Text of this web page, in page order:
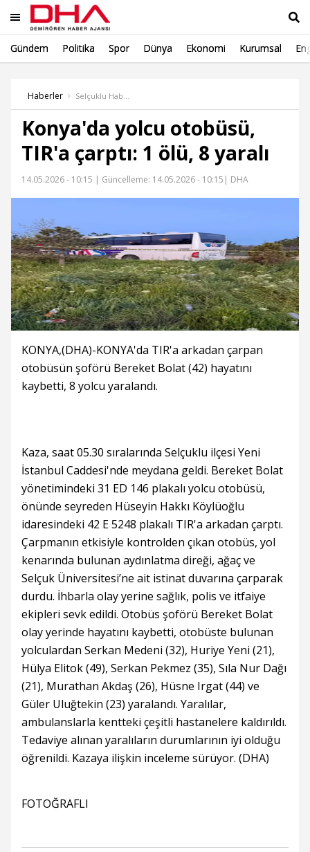
Gündem Politika Spor Dünya Ekonomi Kurumsal
Haberler
Konya'da yolcu otobüsü,
TIR'a çarptı: 1 ölü, 8 yaralı
14.05.2026 - 10:15 | Güncelleme: 14.05.2026 - 10:15 | DHA
KONYA,(DHA)-KONYA'da TIR'a arkadan çarpan
otobüsün şoförü Bereket Bolat (42) hayatını
kaybetti, 8 yolcu yaralandı.
Kaza, saat 05.30 sıralarında Selçuklu ilçesi Yeni
İstanbul Caddesi'nde meydana geldi. Bereket Bolat
yönetimindeki 31 ED 146 plakalı yolcu otobüsü,
önünde seyreden Hüseyin Hakkı Köylüoğlu
idaresindeki 42 E 5248 plakalı TIR'a arkadan çarptı.
Çarpmanın etkisiyle kontrolden çıkan otobüs, yol
kenarında bulunan aydınlatma direği, ağaç ve
Selçuk Üniversitesi’ne ait istinat duvarına çarparak
durdu. İhbarla olay yerine sağlık, polis ve itfaiye
ekipleri sevk edildi. Otobüs şoförü Bereket Bolat
olay yerinde hayatını kaybetti, otobüste bulunan
yolculardan Serkan Medeni (32), Huriye Yeni (21),
Hülya Elitok (49), Serkan Pekmez (35), Sıla Nur Dağı
(21), Murathan Akdaş (26), Hüsne Irgat (44) ve
Güler Uluğtekin (23) yaralandı. Yaralılar,
ambulanslarla kentteki çeşitli hastanelere kaldırıldı.
Tedaviye alınan yaralıların durumlarının iyi olduğu
öğrenildi. Kazaya ilişkin inceleme sürüyor. (DHA)
FOTOĞRAFLI